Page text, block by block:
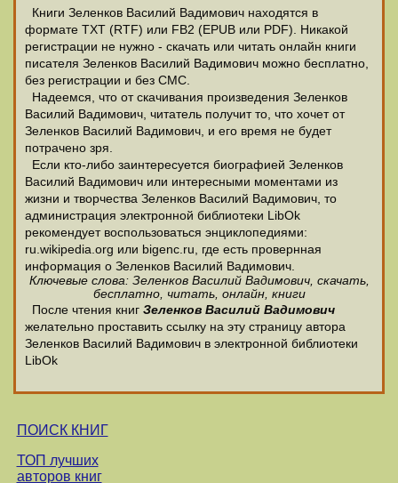
Книги Зеленков Василий Вадимович находятся в
формате ТХТ (RTF) или FB2 (EPUB или PDF). Никакой
регистрации не нужно - скачать или читать онлайн книги
писателя Зеленков Василий Вадимович можно бесплатно,
без регистрации и без СМС.
Надеемся, что от скачивания произведения Зеленков
Василий Вадимович, читатель получит то, что хочет от
Зеленков Василий Вадимович, и его время не будет
потрачено зря.
Если кто-либо заинтересуется биографией Зеленков
Василий Вадимович или интересными моментами из
жизни и творчества Зеленков Василий Вадимович, то
администрация электронной библиотеки LibOk
рекомендует воспользоваться энциклопедиями:
ru.wikipedia.org или bigenc.ru, где есть провернная
информация о Зеленков Василий Вадимович.
Ключевые слова: Зеленков Василий Вадимович, скачать,
бесплатно, читать, онлайн, книги
После чтения книг Зеленков Василий Вадимович
желательно проставить ссылку на эту страницу автора
Зеленков Василий Вадимович в электронной библиотеки
LibOk
ПОИСК КНИГ
ТОП лучших
авторов книг